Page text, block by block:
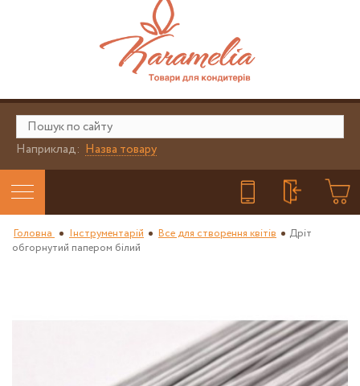
Наприклад: Назва товару
Головна Інструментарій Все для створення квітів
Дріт
обгорнутий папером білий